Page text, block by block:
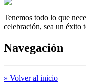
Tenemos todo lo que
celebración, sea un éxito
Navegación
» Volver al inicio